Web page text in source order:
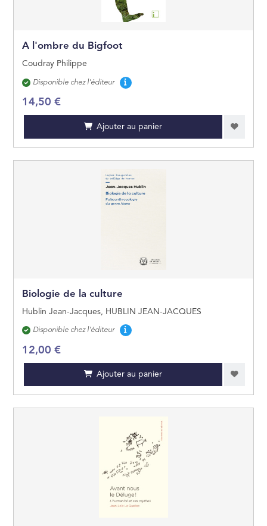
A l'ombre du Bigfoot
Coudray Philippe
Disponibilité
Disponible chez l'éditeur
14,50 €
Ajouter au panier
Biologie de la culture
Hublin Jean-Jacques, HUBLIN JEAN-JACQUES
Disponibilité
Disponible chez l'éditeur
12,00 €
Ajouter au panier